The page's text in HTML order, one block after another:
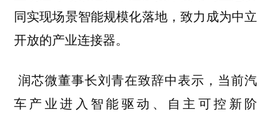
同实现场景智能规模化落地，致力成为中立
开放的产业连接器。
润芯微董事长刘青在致辞中表示，当前汽
车产业进入智能驱动、自主可控新阶